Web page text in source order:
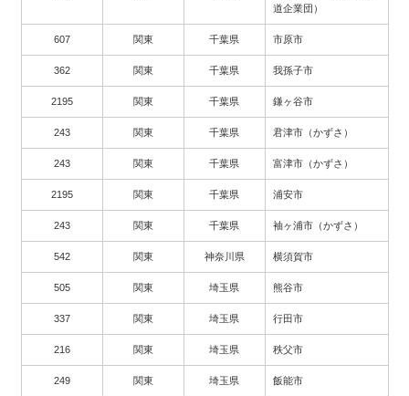
道企業団）
607 関東 千葉県 市原市
362 関東 千葉県 我孫子市
2195 関東 千葉県 鎌ヶ谷市
243 関東 千葉県 君津市（かずさ）
243 関東 千葉県 富津市（かずさ）
2195 関東 千葉県 浦安市
243 関東 千葉県 袖ヶ浦市（かずさ）
542 関東 神奈川県 横須賀市
505 関東 埼玉県 熊谷市
337 関東 埼玉県 行田市
216 関東 埼玉県 秩父市
249 関東 埼玉県 飯能市